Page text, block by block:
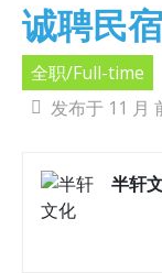
诚聘民
全职/Full-time
发布于 11 月
半轩